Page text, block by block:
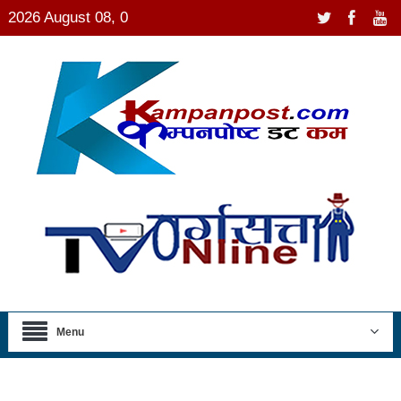
2026 August 08, 0
Menu